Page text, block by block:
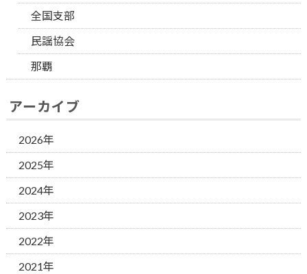
全国支部
民謡協会
那覇
アーカイブ
2026年
2025年
2024年
2023年
2022年
2021年